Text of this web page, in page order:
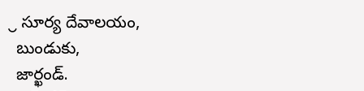
శ్రీ సూర్య దేవాలయం,
బుండుకు,
జార్ఖండ్.